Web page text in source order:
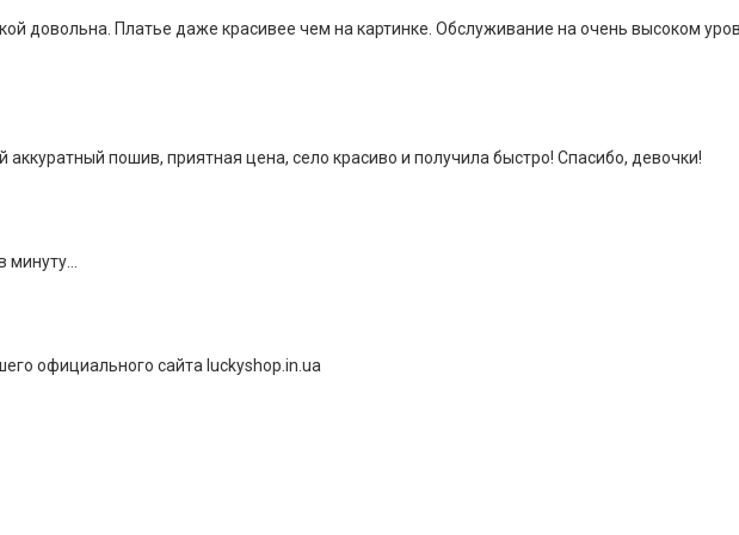
довольна. Платье даже красивее чем на картинке. Обслуживание на очень высоком
пошив, приятная цена, село красиво и получила быстро! Спасибо, девочки!
официального сайта luckyshop.in.ua